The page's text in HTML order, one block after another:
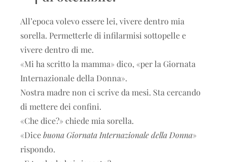
All’epoca volevo essere lei, vivere dentro mia
sorella. Permetterle di infilarmisi sottopelle e
vivere dentro di me.
«Mi ha scritto la mamma» dico, «per la Giornata
Internazionale della Donna».
Nostra madre non ci scrive da mesi. Sta cercando
di mettere dei confini.
«Che dice?» chiede mia sorella.
«Dicebuona Giornata Internazionale della Donna»
rispondo.